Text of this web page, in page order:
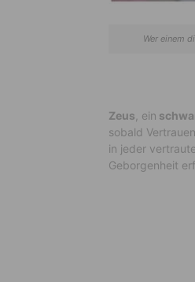
Wer einem
Zeus , ein
sobald
in jeder
Geborgenheit